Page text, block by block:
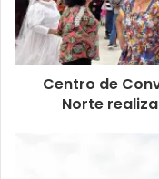
O ciclo dos projetos
fases: preliminar,
inicial, análise de
Parcerias e a
com contratação de
externa, em que são
documentos e
Centro de
Norte